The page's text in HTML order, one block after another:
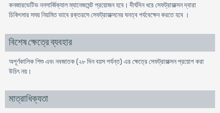
কনজারভেটিভ ননসার্জিক্যাল ম্যানেজমেন্ট প্রয়োজন হবে। দীর্ঘদিন ধরে সেফট্রায়াক্সন দ্বারা
চিকিৎসার সময় নিয়মিত ভাবে রক্তরসে সেফট্রায়াক্সনের ঘনত্ব পর্যবেক্ষেন করতে হবে ।
বিশেষ ক্ষেত্রে ব্যবহার
অপূর্ণকালিক শিশু এবং নবজাতক (২৮ দিন বয়স পর্যন্ত) এর ক্ষেত্রে সেফট্রায়াক্সন প্রয়োগ করা
উচিৎ নয়।
মাত্রাধিক্যতা